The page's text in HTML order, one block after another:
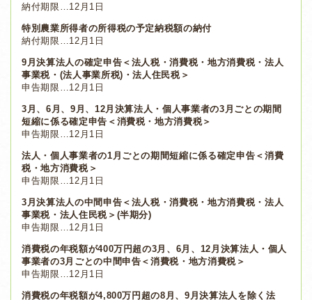
納付期限…12月1日
特別農業所得者の所得税の予定納税額の納付
納付期限…12月1日
9月決算法人の確定申告＜法人税・消費税・地方消費税・法人
事業税・(法人事業所税)・法人住民税＞
申告期限…12月1日
3月、6月、9月、12月決算法人・個人事業者の3月ごとの期間
短縮に係る確定申告＜消費税・地方消費税＞
申告期限…12月1日
法人・個人事業者の1月ごとの期間短縮に係る確定申告＜消費
税・地方消費税＞
申告期限…12月1日
3月決算法人の中間申告＜法人税・消費税・地方消費税・法人
事業税・法人住民税＞(半期分)
申告期限…12月1日
消費税の年税額が400万円超の3月、6月、12月決算法人・個人
事業者の3月ごとの中間申告＜消費税・地方消費税＞
申告期限…12月1日
消費税の年税額が4,800万円超の8月、9月決算法人を除く法